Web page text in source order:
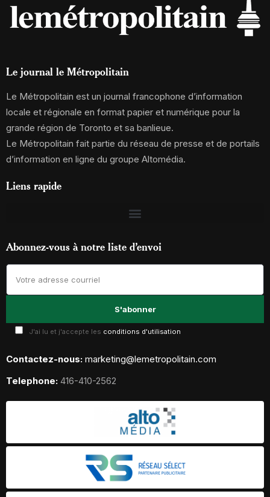
Le journal le Métropolitain
Le Métropolitain est un journal francophone d’information
locale et régionale en format papier et numérique pour la
grande région de Toronto et sa banlieue.
Le Métropolitain fait partie du réseau de presse et de portails
d’information en ligne du groupe Altomédia.
Liens rapide
Abonnez-vous à notre liste d’envoi
J'ai lu et j'accepte les conditions d'utilisation
Contactez-nous: marketing@lemetropolitain.com
Telephone: 416-410-2562